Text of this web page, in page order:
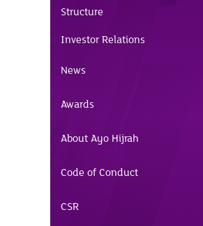
Structure
Investor Relations
News
Awards
About Ayo Hijrah
Code of Conduct
CSR